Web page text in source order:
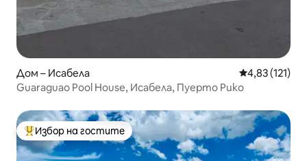
Дом – Исабела Средна
4,83 (121)
Guaraguao Pool House, Исабела, Пуерто Рико
Най-популярен избор на гостите
Избор на гостите